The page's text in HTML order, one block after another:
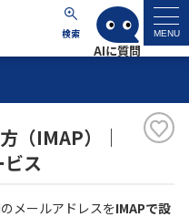
検索 MENU
（IMAP）｜
ス
メールアドレスをIMAPで設